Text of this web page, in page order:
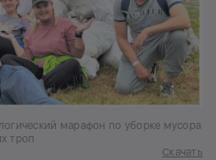
марафон по уборке мусора
троп
Скачать